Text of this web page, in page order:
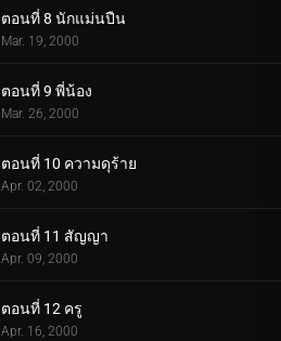
ตอนที่ 8 นักแม่นปืน
Mar. 19, 2000
ตอนที่ 9 พี่น้อง
Mar. 26, 2000
ตอนที่ 10 ความดุร้าย
Apr. 02, 2000
ตอนที่ 11 สัญญา
Apr. 09, 2000
ตอนที่ 12 ครู
Apr. 16, 2000